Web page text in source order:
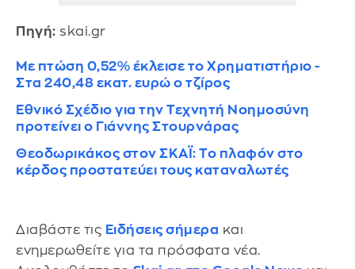
Πηγή: skai.gr
Με πτώση 0,52% έκλεισε το Χρηματιστήριο -
Στα 240,48 εκατ. ευρώ ο τζίρος
Εθνικό Σχέδιο για την Τεχνητή Νοημοσύνη
προτείνει ο Γιάννης Στουρνάρας
Θεοδωρικάκος στον ΣΚΑΪ: Το πλαφόν στο
κέρδος προστατεύει τους καταναλωτές
Διαβάστε τις Ειδήσεις σήμερα και
ενημερωθείτε για τα πρόσφατα νέα.